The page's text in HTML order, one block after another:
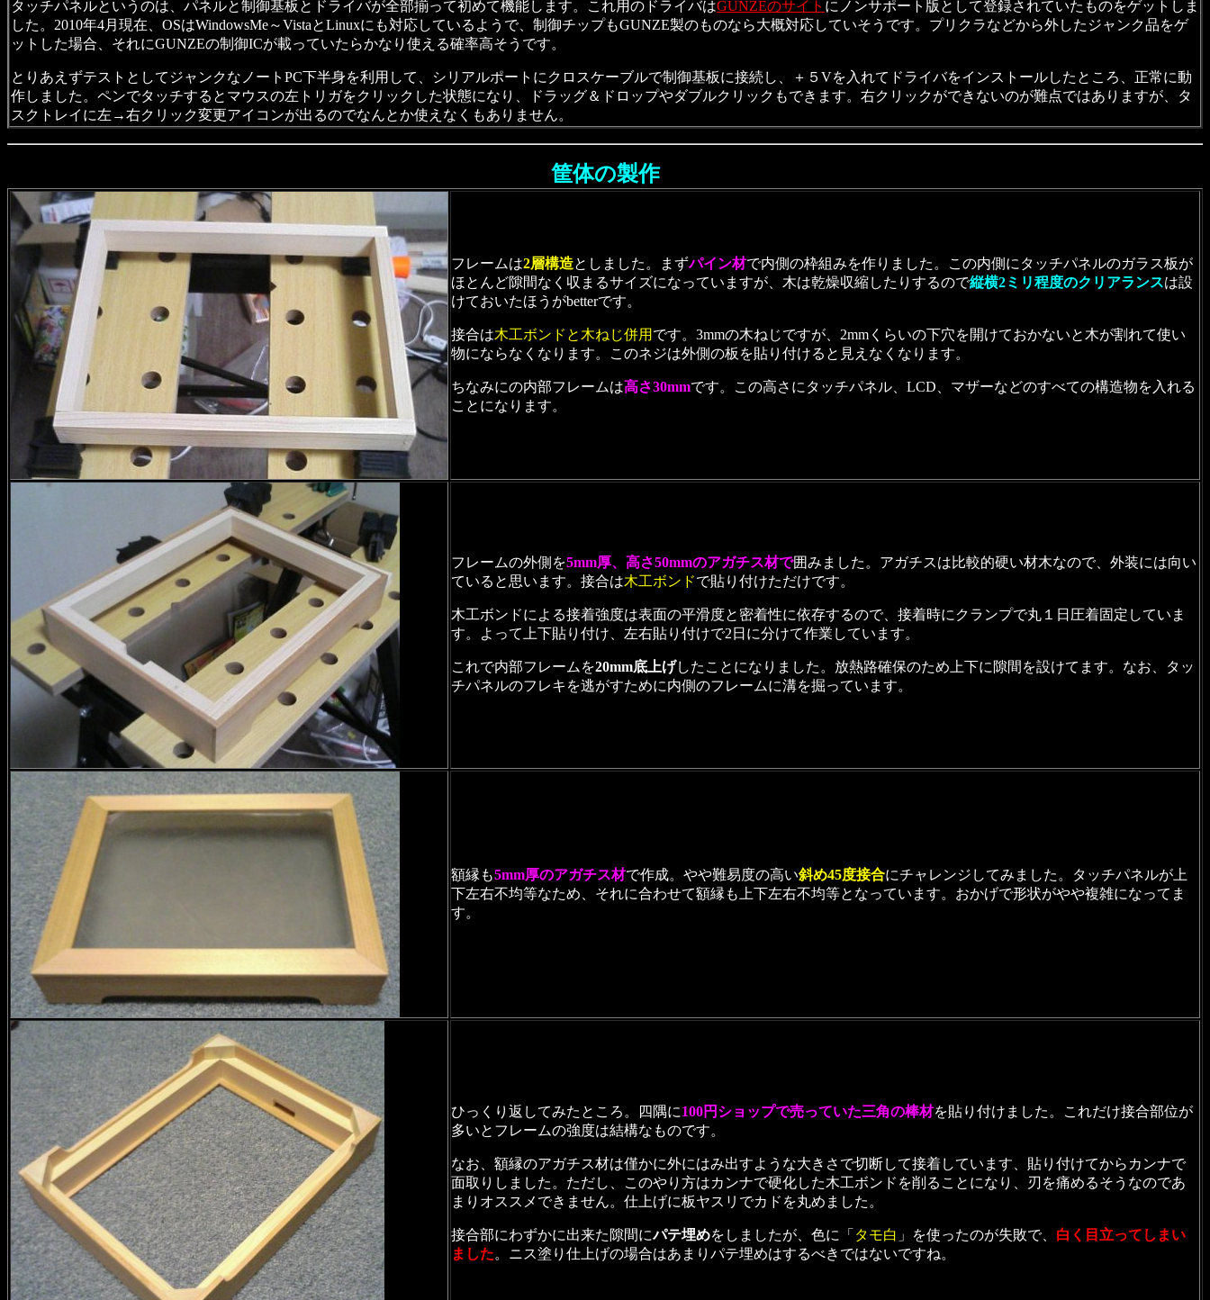
タッチパネルというのは、パネルと制御基板とドライバが全部揃って初めて機能します。これ用のドライバはGUNZEのサイト にノンサポート版として登録されていたものをゲットしま
した。2010年4月現在、OSはWindowsMe～VistaとLinuxにも対応しているようで、制御チップもGUNZE製のものなら大概対応していそうです。プリクラなどから外したジャンク品をゲ
ットした場合、それにGUNZEの制御ICが載っていたらかなり使える確率高そうです。
とりあえずテストとしてジャンクなノートPC下半身を利用して、シリアルポートにクロスケーブルで制御基板に接続し、＋５Vを入れてドライバをインストールしたところ、正常に動
作しました。ペンでタッチするとマウスの左トリガをクリックした状態になり、ドラッグ＆ドロップやダブルクリックもできます。右クリックができないのが難点ではありますが、タ
スクトレイに左→右クリック変更アイコンが出るのでなんとか使えなくもありません。
筐体の製作
フレームは2層構造としました。まずパイン材で内側の枠組みを作りました。この内側にタッチパネルのガラス板が
ほとんど隙間なく収まるサイズになっていますが、木は乾燥収縮したりするので縦横2ミリ程度のクリアランスは設
けておいたほうがbetterです。
接合は木工ボンドと木ねじ併用 です。3mmの木ねじですが、2mmくらいの下穴を開けておかないと木が割れて使い
物にならなくなります。このネジは外側の板を貼り付けると見えなくなります。
ちなみにの内部フレームは高さ30mmです。この高さにタッチパネル、LCD、マザーなどのすべての構造物を入れる
ことになります。
フレームの外側を5mm厚、高さ50mmのアガチス材で囲みました。アガチスは比較的硬い材木なので、外装には向い
ていると思います。接合は木工ボンドで貼り付けただけです。
木工ボンドによる接着強度は表面の平滑度と密着性に依存するので、接着時にクランプで丸１日圧着固定していま
す。よって上下貼り付け、左右貼り付けで2日に分けて作業しています。
これで内部フレームを20mm底上げしたことになりました。放熱路確保のため上下に隙間を設けてます。なお、タッ
チパネルのフレキを逃がすために内側のフレームに溝を掘っています。
額縁も5mm厚のアガチス材で作成。やや難易度の高い斜め45度接合にチャレンジしてみました。タッチパネルが上
下左右不均等なため、それに合わせて額縁も上下左右不均等となっています。おかげで形状がやや複雑になってま
す。
ひっくり返してみたところ。四隅に100円ショップで売っていた三角の棒材を貼り付けました。これだけ接合部位が
多いとフレームの強度は結構なものです。
なお、額縁のアガチス材は僅かに外にはみ出すような大きさで切断して接着しています、貼り付けてからカンナで
面取りしました。ただし、このやり方はカンナで硬化した木工ボンドを削ることになり、刃を痛めるそうなのであ
まりオススメできません。仕上げに板ヤスリでカドを丸めました。
接合部にわずかに出来た隙間にパテ埋めをしましたが、色に「 タモ白 」を使ったのが失敗で、 白く目立ってしまい
ました。ニス塗り仕上げの場合はあまりパテ埋めはするべきではないですね。